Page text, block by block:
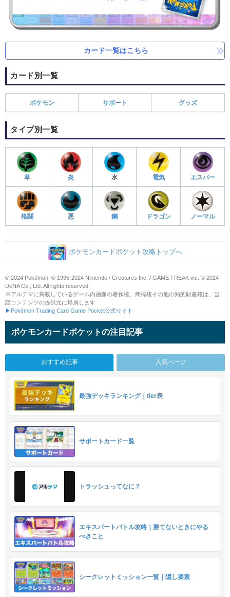
カード一覧はこちら
カード別一覧
ポケモン サポート グッズ
タイプ別一覧
草 炎 水 電気 エスパー
格闘 悪 鋼 ドラゴン ノーマル
ポケモンカードポケット攻略トップへ
© 2024 Pokémon. © 1995-2024 Nintendo / Creatures Inc. / GAME FREAK inc. © 2024
DeNA Co., Ltd. All rights reserved.
※アルテマに掲載しているゲーム内画像の著作権、商標権その他の知的財産権は、当
該コンテンツの提供元に帰属します
▶Pokémon Trading Card Game Pocket公式サイト
ポケモンカードポケットの注目記事
おすすめ記事 人気ページ
最強デッキランキング｜tier表
サポートカード一覧
トラッシュってなに？
エキスパートバトル攻略｜勝てないときにやる
べきこと
シークレットミッション一覧｜隠し要素